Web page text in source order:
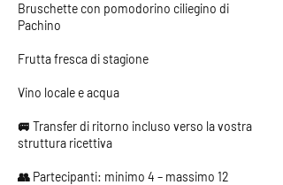
Bruschette con pomodorino ciliegino di
Pachino
Frutta fresca di stagione
Vino locale e acqua
🚐 Transfer di ritorno incluso verso la vostra
struttura ricettiva
👥 Partecipanti: minimo 4 – massimo 12